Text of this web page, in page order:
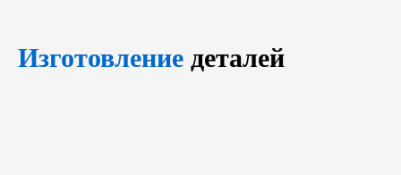
Изготовление деталей